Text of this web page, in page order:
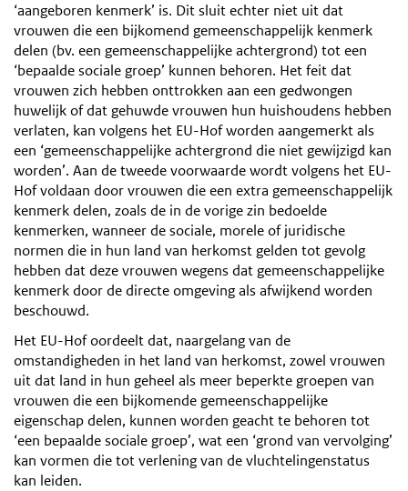
‘aangeboren kenmerk’ is. Dit sluit echter niet uit dat
vrouwen die een bijkomend gemeenschappelijk kenmerk
delen (bv. een gemeenschappelijke achtergrond) tot een
‘bepaalde sociale groep’ kunnen behoren. Het feit dat
vrouwen zich hebben onttrokken aan een gedwongen
huwelijk of dat gehuwde vrouwen hun huishoudens hebben
verlaten, kan volgens het EU-Hof worden aangemerkt als
een ‘gemeenschappelijke achtergrond die niet gewijzigd kan
worden’. Aan de tweede voorwaarde wordt volgens het EU-
Hof voldaan door vrouwen die een extra gemeenschappelijk
kenmerk delen, zoals de in de vorige zin bedoelde
kenmerken, wanneer de sociale, morele of juridische
normen die in hun land van herkomst gelden tot gevolg
hebben dat deze vrouwen wegens dat gemeenschappelijke
kenmerk door de directe omgeving als afwijkend worden
beschouwd.
Het EU-Hof oordeelt dat, naargelang van de
omstandigheden in het land van herkomst, zowel vrouwen
uit dat land in hun geheel als meer beperkte groepen van
vrouwen die een bijkomende gemeenschappelijke
eigenschap delen, kunnen worden geacht te behoren tot
‘een bepaalde sociale groep’, wat een ‘grond van vervolging’
kan vormen die tot verlening van de vluchtelingenstatus
kan leiden.